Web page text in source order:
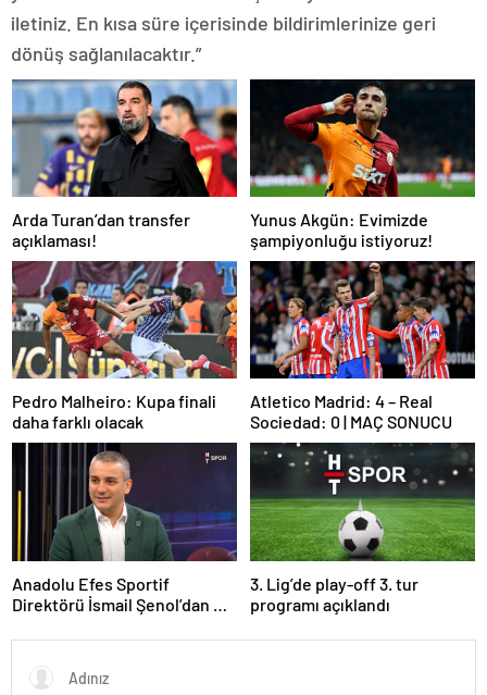
iletiniz. En kısa süre içerisinde bildirimlerinize geri
dönüş sağlanılacaktır.”
Arda Turan’dan transfer
açıklaması!
Yunus Akgün: Evimizde
şampiyonluğu istiyoruz!
Pedro Malheiro: Kupa finali
daha farklı olacak
Atletico Madrid: 4 – Real
Sociedad: 0 | MAÇ SONUCU
Anadolu Efes Sportif
Direktörü İsmail Şenol’dan HT
Four’un hayalini kuruyorduk!
3. Lig’de play-off 3. tur
programı açıklandı